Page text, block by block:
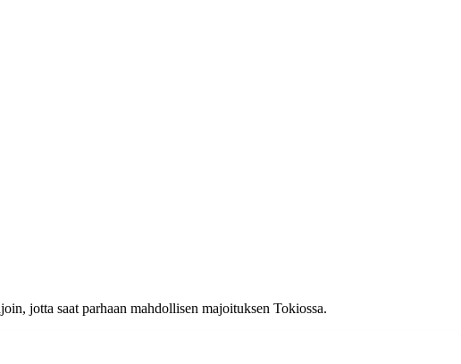
jotta saat parhaan mahdollisen majoituksen Tokiossa.